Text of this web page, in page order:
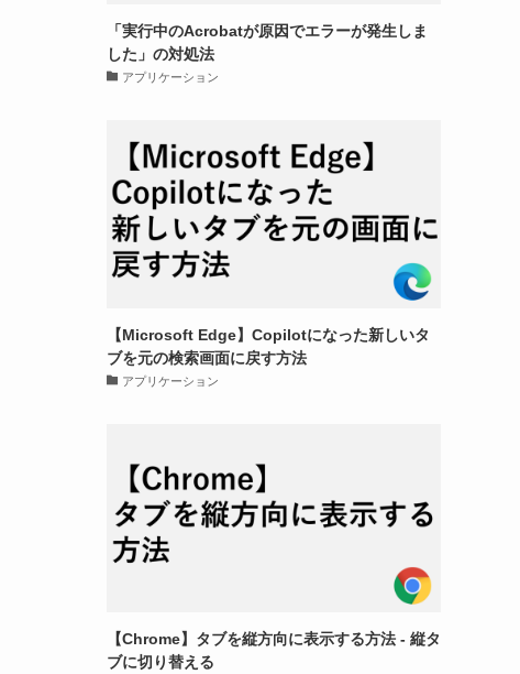
「実行中のAcrobatが原因でエラーが発生しま
した」の対処法
アプリケーション
【Microsoft Edge】Copilotになった新しいタ
ブを元の検索画面に戻す方法
アプリケーション
【Chrome】タブを縦方向に表示する方法 - 縦タ
ブに切り替える